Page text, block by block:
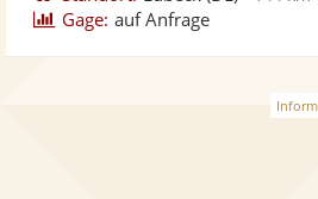
Gage: auf Anfrage